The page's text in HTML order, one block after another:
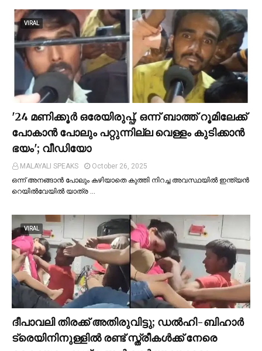
VIRAL
'24 മണിക്കൂര്‍ ഒരേയിരുപ്പ്, ഒന്ന് ബാത്ത് റൂമിലേക്ക്
പോകാന്‍ പോലും പറ്റുന്നില്ല വെള്ളം കുടിക്കാന്‍
ഭയം'; വീഡിയോ
MALAYALI SPEAKS
October 26, 2025
ഒന്ന് അനങ്ങാന്‍ പോലും കഴിയാതെ കുത്തി നിറച്ച അവസ്ഥയില്‍ ഇന്ത്യന്‍
റെയില്‍വേയില്‍ യാത്ര …
VIRAL
ദീപാവലി തിരക്ക് അതിരുവിട്ടു; ഡല്‍ഹി-ബിഹാര്‍
ട്രെയിനിനുള്ളില്‍ രണ്ട് സ്ത്രീകള്‍ക്ക് നേരെ